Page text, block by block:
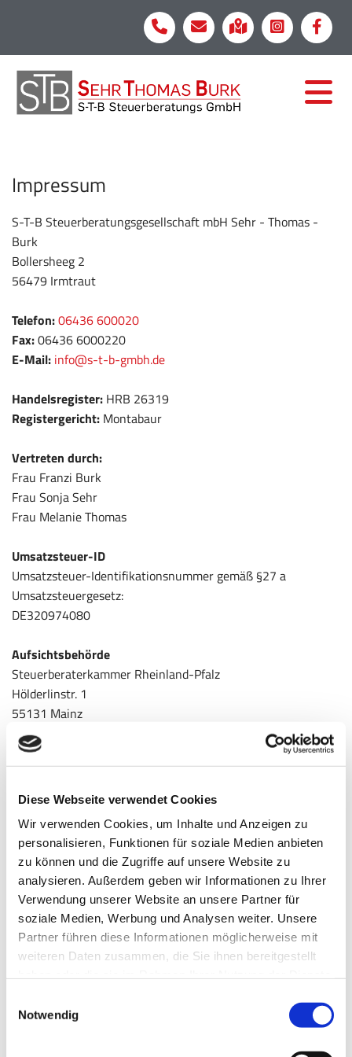
Diese Webseite verwendet Cookies
Wir verwenden Cookies, um Inhalte und Anzeigen zu
personalisieren, Funktionen für soziale Medien anbieten
zu können und die Zugriffe auf unsere Website zu
analysieren. Außerdem geben wir Informationen zu Ihrer
Verwendung unserer Website an unsere Partner für
soziale Medien, Werbung und Analysen weiter. Unsere
Partner führen diese Informationen möglicherweise mit
weiteren Daten zusammen, die Sie ihnen bereitgestellt
Notwendig
Impressum
S-T-B Steuerberatungsgesellschaft mbH Sehr - Thomas -
Burk
Bollersheeg 2
56479 Irmtraut
Telefon:06436 600020
Fax:06436 6000220
E-Mail: info@s-t-b-gmbh.de
Handelsregister: HRB 26319
Registergericht: Montabaur
Vertreten durch:
Frau Franzi Burk
Frau Sonja Sehr
Frau Melanie Thomas
Umsatzsteuer-ID
Umsatzsteuer-Identifikationsnummer gemäß §27 a
Umsatzsteuergesetz:
DE320974080
Aufsichtsbehörde
Steuerberaterkammer Rheinland-Pfalz
Hölderlinstr. 1
55131 Mainz
Telefon:
Telefax: 06131 9 52 10-40
E-Mail:info@sbk-rlp.de
www.sbk-rlp.de
Berufsbezeichnung und berufsrechtliche Regelungen
Berufsbezeichnung:Steuerberater
Zuständige Kammer:Steuerberaterkammer Rheinland-Pfalz
Verliehen durch:Bundesrepublik Deutschland
Es gelten folgende berufsrechtliche Regelungen:
Steuerberatungsgesetz (StBerG), Durchführungsverordnung
Bundes-Steuerberaterkammer (BOStB),
Steuerberatervergütungsverordnung (StBVV)